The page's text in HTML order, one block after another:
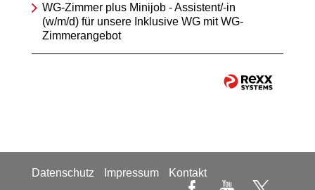
WG-Zimmer plus Minijob - Assistent/-in
(w/m/d) für unsere Inklusive WG mit WG-
Zimmerangebot
Datenschutz Impressum Kontakt